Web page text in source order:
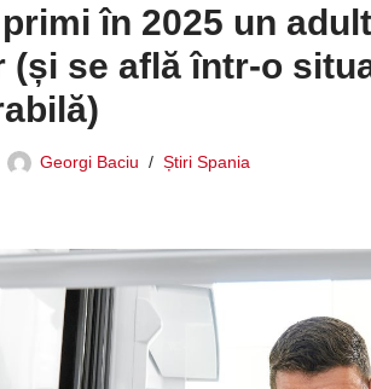
în 2025 un
(și se află într-o
Georgi Baciu Știri Spania